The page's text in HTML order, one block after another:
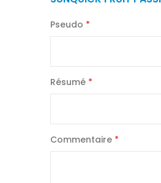
d’images
Pseudo
Résumé
Commentaire